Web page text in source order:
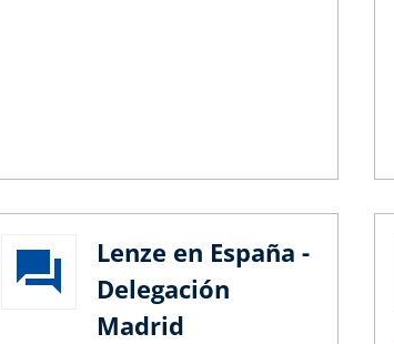
Lenze en España -
Delegación
Madrid